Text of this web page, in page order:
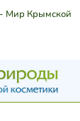
Мир Крымской